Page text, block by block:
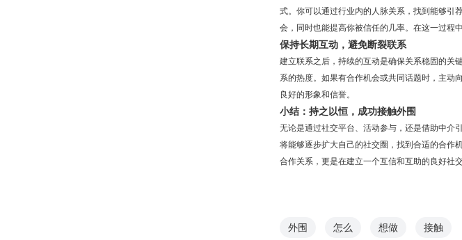
式。你可以通过行业内的人脉关系，找到能够引
会，同时也能提高你被信任的几率。在这一过程
保持长期互动，避免断裂联系
建立联系之后，持续的互动是确保关系稳固的关
系的热度。如果有合作机会或共同话题时，主动
良好的形象和信誉。
小结：持之以恒，成功接触外围
无论是通过社交平台、活动参与，还是借助中介
将能够逐步扩大自己的社交圈，找到合适的合作
合作关系，更是在建立一个互信和互助的良好社交
外围 怎么 想做 接触